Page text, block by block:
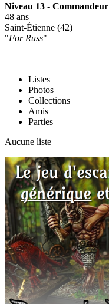
Niveau 13 - Commandeur
48 ans
Saint-Étienne (42)
"For Russ"
Listes
Photos
Collections
Amis
Parties
Aucune liste